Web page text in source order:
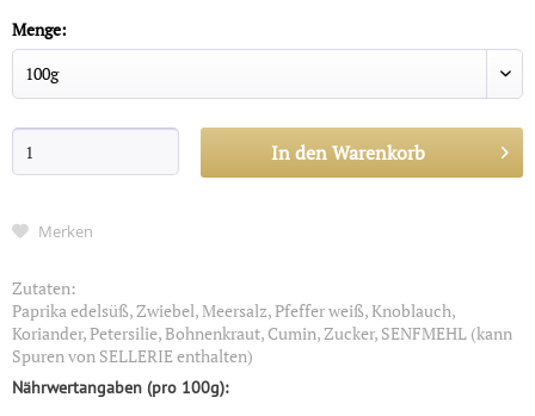
Menge:
In denWarenkorb
Merken
Zutaten:
Paprika edelsüß, Zwiebel, Meersalz, Pfeffer weiß, Knoblauch,
Koriander, Petersilie, Bohnenkraut, Cumin, Zucker, SENFMEHL (kann
Spuren von SELLERIE enthalten)
Nährwertangaben (pro 100g):